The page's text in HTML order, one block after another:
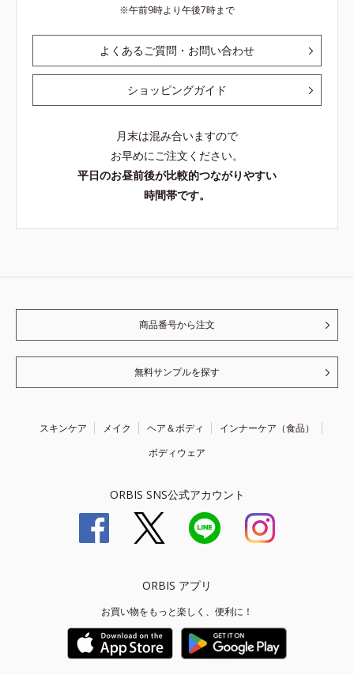
午前9時より午後7時まで
よくあるご質問・お問い合わせ
ショッピングガイド
月末は混み合いますので
お早めにご注文ください。
平日のお昼前後が比較的つながりやすい
時間帯です。
商品番号から注文
無料サンプルを探す
スキンケア メイク ヘア＆ボディ
インナーケア（食品）
ボディウェア
ORBIS SNS公式アカウント
ORBIS アプリ
お買い物をもっと楽しく、便利に！